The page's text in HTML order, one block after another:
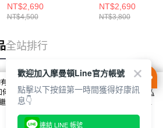
HF3216102
NT$2,690
NT$4,500
553558133
NT$2,690
NT$3,800
全站排行
關本網站使用 cookie 方式之詳情，及若您不希
變更電腦的 cookie 設定，請參閱本網站「
隱私
續使用本網站即表示您同意本公司得按本網站使
。
歡迎加入摩曼頓Line官方帳號
點擊以下按鈕第一時間獲得好康訊
息👇
連結 LINE 帳號